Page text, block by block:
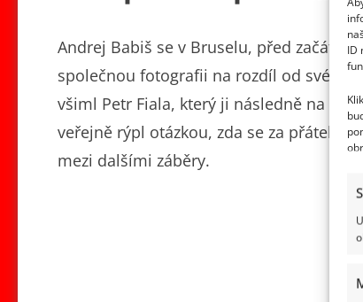
ID
Andrej Babiš se v Bruselu, před
společnou fotografii na rozdíl od svého
všiml Petr Fiala, který ji následně na
veřejně rýpl otázkou, zda se za
mezi dalšími záběry.